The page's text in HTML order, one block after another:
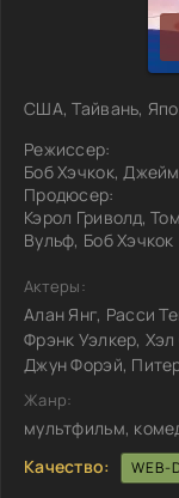
США, Тайвань,
Режиссер:
Боб Хэчкок,
Продюсер:
Кэрол Гриволд,
Вульф, Боб Хэчкок
Актеры:
Алан Янг, Расси
Фрэнк Уэлкер,
Джун Форэй,
Жанр:
мультфильм,
Качество:
WEB-